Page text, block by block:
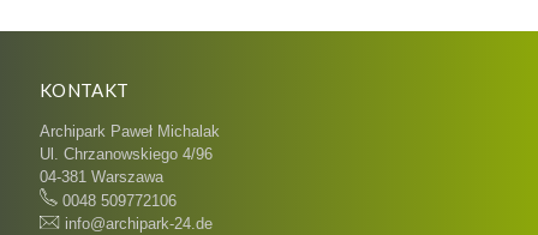
KONTAKT
Archipark Paweł Michalak
Ul. Chrzanowskiego 4/96
04-381 Warszawa
0048 509772106
info@archipark-24.de